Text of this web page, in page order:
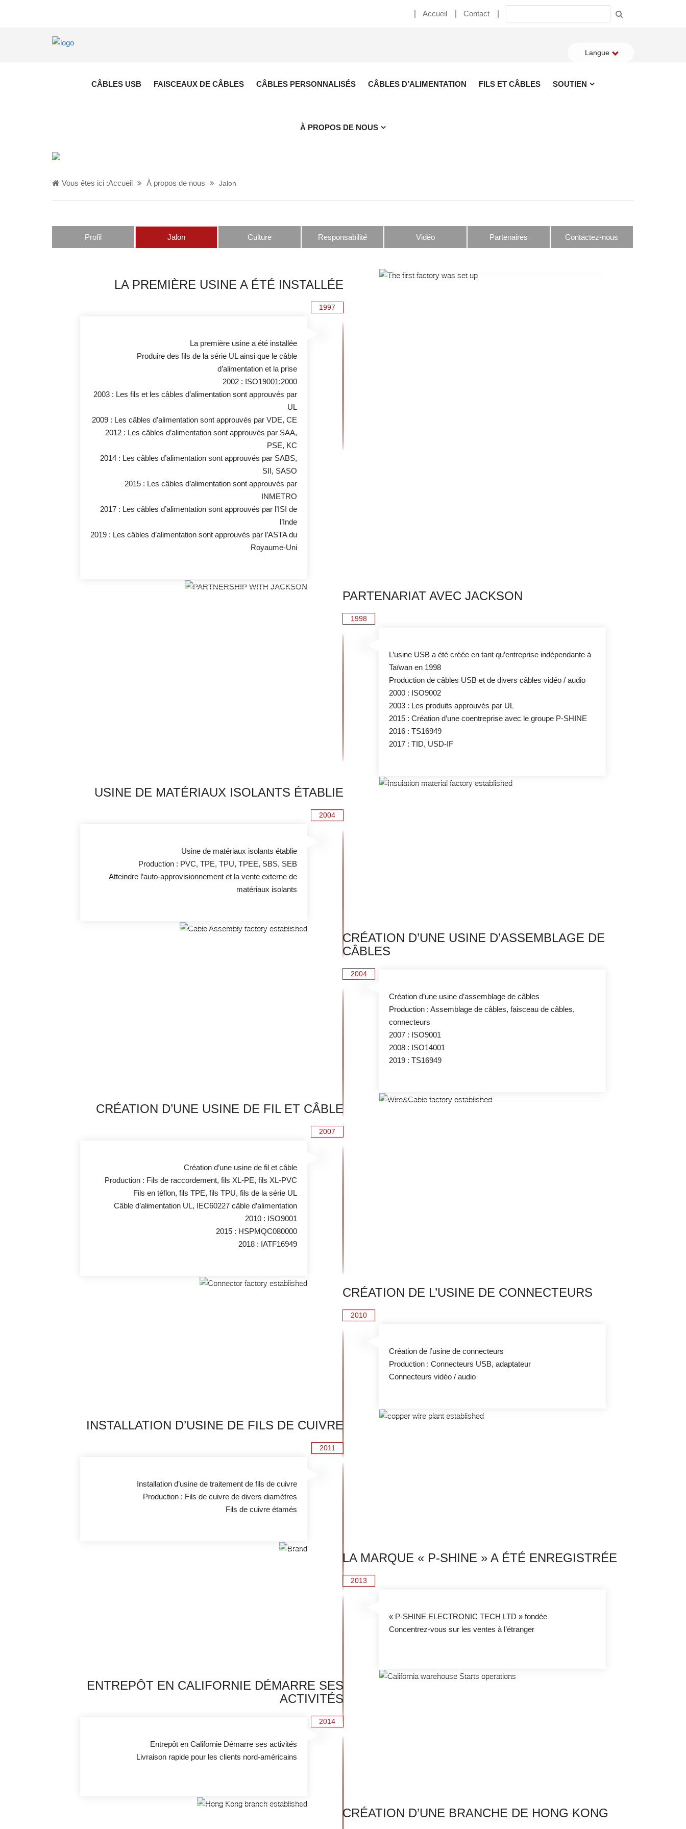
Accueil Contact
Langue
CÂBLES USB FAISCEAUX DE CÂBLES CÂBLES PERSONNALISÉS CÂBLES D’ALIMENTATION FILS ET CÂBLES SOUTIEN
À PROPOS DE NOUS
Vous êtes ici :Accueil À propos de nous Jalon
Profil Jalon Culture Responsabilité Vidéo Partenaires Contactez-nous
LA PREMIÈRE USINE A ÉTÉ INSTALLÉE
1997
La première usine a été installée
Produire des fils de la série UL ainsi que le câble
d’alimentation et la prise
2002 : ISO19001:2000
2003 : Les fils et les câbles d’alimentation sont approuvés par
UL
2009 : Les câbles d’alimentation sont approuvés par VDE, CE
2012 : Les câbles d’alimentation sont approuvés par SAA,
PSE, KC
2014 : Les câbles d’alimentation sont approuvés par SABS,
SII, SASO
2015 : Les câbles d’alimentation sont approuvés par
INMETRO
2017 : Les câbles d’alimentation sont approuvés par l’ISI de
l’Inde
2019 : Les câbles d’alimentation sont approuvés par l’ASTA du
Royaume-Uni
PARTENARIAT AVEC JACKSON
1998
L’usine USB a été créée en tant qu’entreprise indépendante à
Taïwan en 1998
Production de câbles USB et de divers câbles vidéo / audio
2000 : ISO9002
2003 : Les produits approuvés par UL
2015 : Création d’une coentreprise avec le groupe P-SHINE
2016 : TS16949
2017 : TID, USD-IF
USINE DE MATÉRIAUX ISOLANTS ÉTABLIE
2004
Usine de matériaux isolants établie
Production : PVC, TPE, TPU, TPEE, SBS, SEB
Atteindre l’auto-approvisionnement et la vente externe de
matériaux isolants
CRÉATION D’UNE USINE D’ASSEMBLAGE DE
CÂBLES
2004
Création d’une usine d’assemblage de câbles
Production : Assemblage de câbles, faisceau de câbles,
connecteurs
2007 : ISO9001
2008 : ISO14001
2019 : TS16949
CRÉATION D’UNE USINE DE FIL ET CÂBLE
2007
Création d’une usine de fil et câble
Production : Fils de raccordement, fils XL-PE, fils XL-PVC
Fils en téflon, fils TPE, fils TPU, fils de la série UL
Câble d’alimentation UL, IEC60227 câble d’alimentation
2010 : ISO9001
2015 : HSPMQC080000
2018 : IATF16949
CRÉATION DE L’USINE DE CONNECTEURS
2010
Création de l’usine de connecteurs
Production : Connecteurs USB, adaptateur
Connecteurs vidéo / audio
INSTALLATION D’USINE DE FILS DE CUIVRE
2011
Installation d’usine de traitement de fils de cuivre
Production : Fils de cuivre de divers diamètres
Fils de cuivre étamés
LA MARQUE « P-SHINE » A ÉTÉ ENREGISTRÉE
2013
« P-SHINE ELECTRONIC TECH LTD » fondée
Concentrez-vous sur les ventes à l’étranger
ENTREPÔT EN CALIFORNIE DÉMARRE SES
ACTIVITÉS
2014
Entrepôt en Californie Démarre ses activités
Livraison rapide pour les clients nord-américains
CRÉATION D’UNE BRANCHE DE HONG KONG